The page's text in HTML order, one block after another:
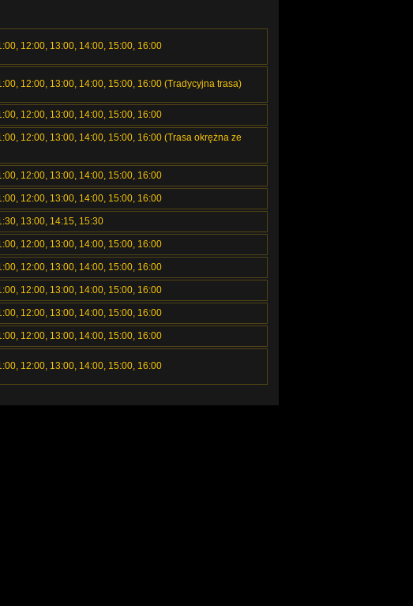
12:00, 13:00, 14:00, 15:00, 16:00
12:00, 13:00, 14:00, 15:00, 16:00 (Tradycyjna trasa)
12:00, 13:00, 14:00, 15:00, 16:00
12:00, 13:00, 14:00, 15:00, 16:00 (Trasa okrężna ze
12:00, 13:00, 14:00, 15:00, 16:00
12:00, 13:00, 14:00, 15:00, 16:00
13:00, 14:15, 15:30
12:00, 13:00, 14:00, 15:00, 16:00
12:00, 13:00, 14:00, 15:00, 16:00
12:00, 13:00, 14:00, 15:00, 16:00
12:00, 13:00, 14:00, 15:00, 16:00
12:00, 13:00, 14:00, 15:00, 16:00
12:00, 13:00, 14:00, 15:00, 16:00